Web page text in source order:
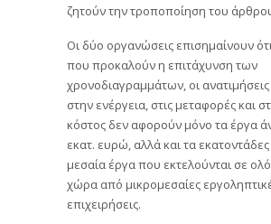
ζητούν την τροποποίηση του
Οι δύο οργανώσεις επισημαίνουν
που προκαλούν η επιτάχυνση των
χρονοδιαγραμμάτων, οι ανατιμήσεις
στην ενέργεια, στις μεταφορές και
κόστος δεν αφορούν μόνο τα έργα
εκατ. ευρώ, αλλά και τα εκατοντάδες
μεσαία έργα που εκτελούνται σε
χώρα από μικρομεσαίες
επιχειρήσεις.